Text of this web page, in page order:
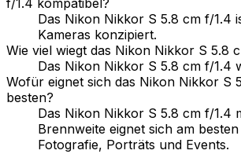
f/1.4 kompatibel?
Das Nikon Nikkor S 5.8 cm f/1.4
Kameras konzipiert.
Wie viel wiegt das Nikon Nikkor S 5.8
Das Nikon Nikkor S 5.8 cm f/1.4
Wofür eignet sich das Nikon Nikkor S
besten?
Das Nikon Nikkor S 5.8 cm f/1.4
Brennweite eignet sich am
Fotografie, Porträts und Events.